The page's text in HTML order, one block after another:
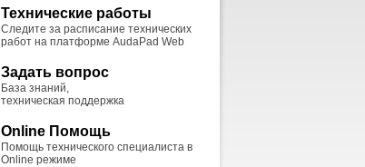
Технические работы
Следите за расписание технических
работ на платформе AudaPad Web
Задать вопрос
База знаний,
техническая поддержка
Online Помощь
Помощь технического специалиста в
Online режиме